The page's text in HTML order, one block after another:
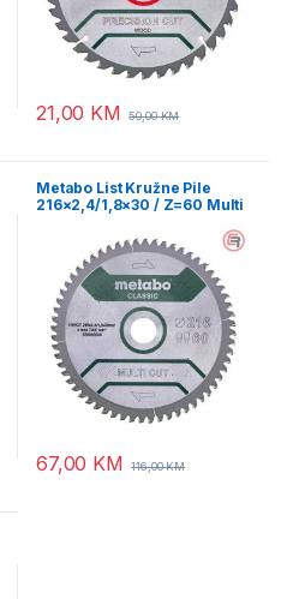
21,00 KM 50,00KM
Metabo List Kružne Pile
216×2,4/1,8×30 / Z=60 Multi
67,00 KM 116,00KM